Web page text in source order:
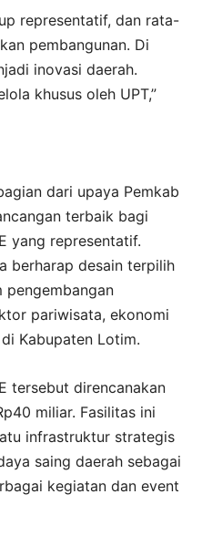
representatif, dan rata-
pembangunan. Di
inovasi daerah.
khusus oleh UPT,”
dari upaya Pemkab
terbaik bagi
yang representatif.
berharap desain terpilih
pengembangan
pariwisata, ekonomi
Kabupaten Lotim.
tersebut direncanakan
miliar. Fasilitas ini
infrastruktur strategis
saing daerah sebagai
kegiatan dan event